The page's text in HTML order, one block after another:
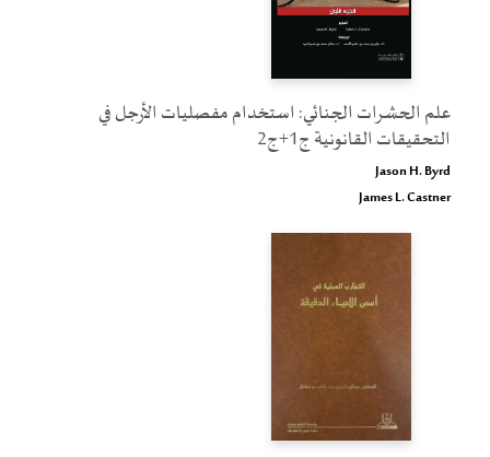
علم الحشرات الجنائي: استخدام مفصليات الأرجل في
التحقيقات القانونية ج1+ج2
Jason H. Byrd
James L. Castner